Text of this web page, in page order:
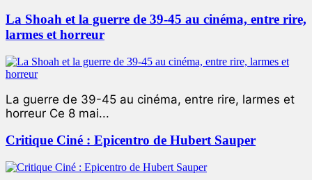
La Shoah et la guerre de 39-45 au cinéma, entre rire,
larmes et horreur
La guerre de 39-45 au cinéma, entre rire, larmes et
horreur Ce 8 mai...
Critique Ciné : Epicentro de Hubert Sauper